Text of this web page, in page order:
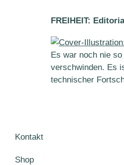
FREIHEIT:
Es war noch nie
verschwinden. Es
technischer
Kontakt
Shop